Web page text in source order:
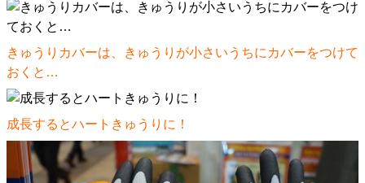
きゅうりカバーは、きゅうりが小さいうちにカバーをつけて
おくと…
成長するとハートきゅうりに！